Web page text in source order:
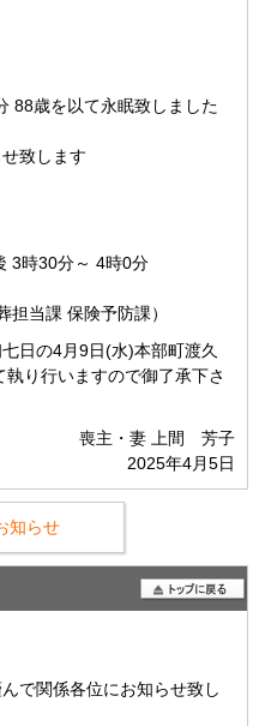
88歳を以て永眠致しました
致します
3時30分～ 4時0分
当課 保険予防課）
日の4月9日(水)本部町渡久
り行いますので御了承下さ
喪主・妻 上間 芳子
2025年4月5日
知らせ
で関係各位にお知らせ致し